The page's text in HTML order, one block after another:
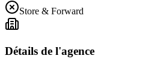
Store & Forward
Détails de l'agence